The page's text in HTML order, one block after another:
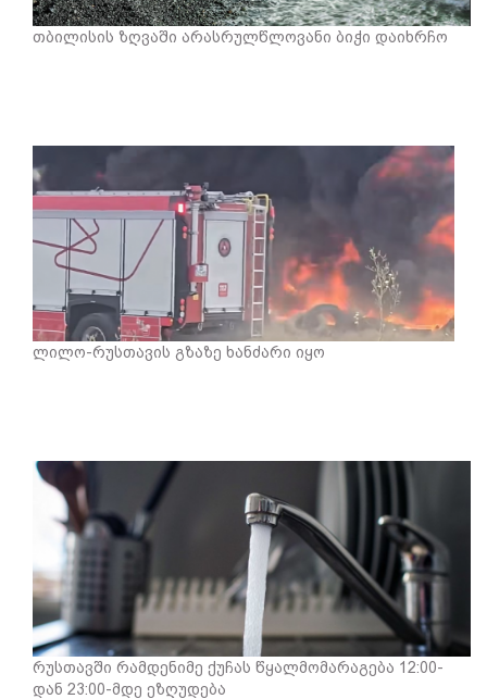
თბილისის ზღვაში არასრულწლოვანი ბიჭი დაიხრჩო
ლილო-რუსთავის გზაზე ხანძარი იყო
რუსთავში რამდენიმე ქუჩას წყალმომარაგება 12:00-
დან 23:00-მდე ეზღუდება